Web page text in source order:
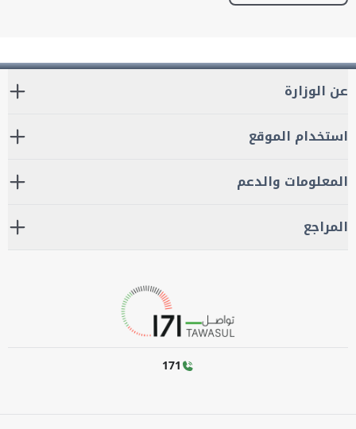
عن الوزارة
استخدام الموقع
المعلومات والدعم
المراجع
171